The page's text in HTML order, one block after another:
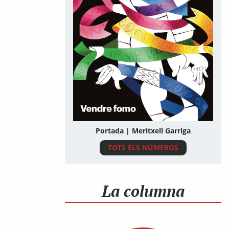
Portada | Meritxell Garriga
TOTS ELS NÚMEROS
La columna